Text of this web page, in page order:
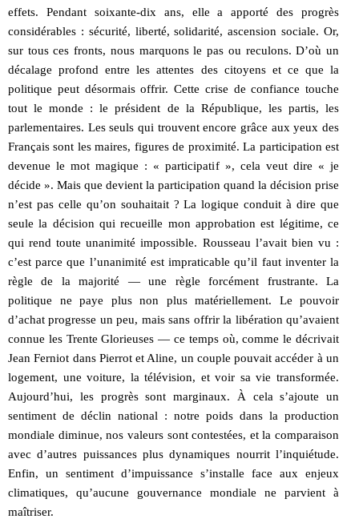
effets. Pendant soixante-dix ans, elle a apporté des progrès
considérables : sécurité, liberté, solidarité, ascension sociale. Or,
sur tous ces fronts, nous marquons le pas ou reculons. D’où un
décalage profond entre les attentes des citoyens et ce que la
politique peut désormais offrir. Cette crise de confiance touche
tout le monde : le président de la République, les partis, les
parlementaires. Les seuls qui trouvent encore grâce aux yeux des
Français sont les maires, figures de proximité. La participation est
devenue le mot magique : « participatif », cela veut dire « je
décide ». Mais que devient la participation quand la décision prise
n’est pas celle qu’on souhaitait ? La logique conduit à dire que
seule la décision qui recueille mon approbation est légitime, ce
qui rend toute unanimité impossible. Rousseau l’avait bien vu :
c’est parce que l’unanimité est impraticable qu’il faut inventer la
règle de la majorité — une règle forcément frustrante. La
politique ne paye plus non plus matériellement. Le pouvoir
d’achat progresse un peu, mais sans offrir la libération qu’avaient
connue les Trente Glorieuses — ce temps où, comme le décrivait
Jean Ferniot dans Pierrot et Aline, un couple pouvait accéder à un
logement, une voiture, la télévision, et voir sa vie transformée.
Aujourd’hui, les progrès sont marginaux. À cela s’ajoute un
sentiment de déclin national : notre poids dans la production
mondiale diminue, nos valeurs sont contestées, et la comparaison
avec d’autres puissances plus dynamiques nourrit l’inquiétude.
Enfin, un sentiment d’impuissance s’installe face aux enjeux
climatiques, qu’aucune gouvernance mondiale ne parvient à
maîtriser.